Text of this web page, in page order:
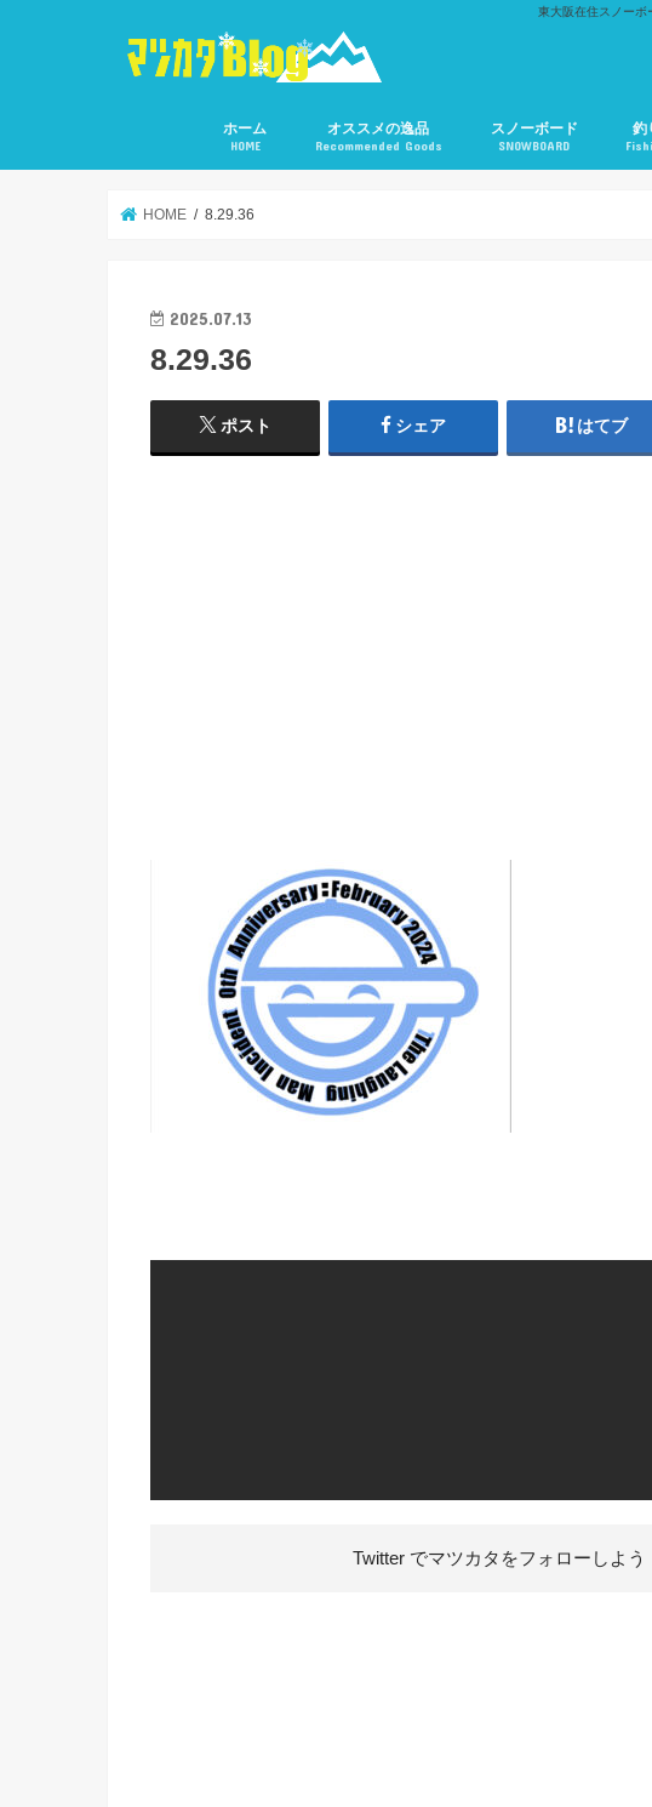
東大阪在住スノーボ
ホーム
HOME
オススメの逸品
Recommended Goods
スノーボード
SNOWBOARD
釣
HOME 8.29.36
2025.07.13
8.29.36
ポスト シェア はてブ
Twitter でマツカタをフォローしよう